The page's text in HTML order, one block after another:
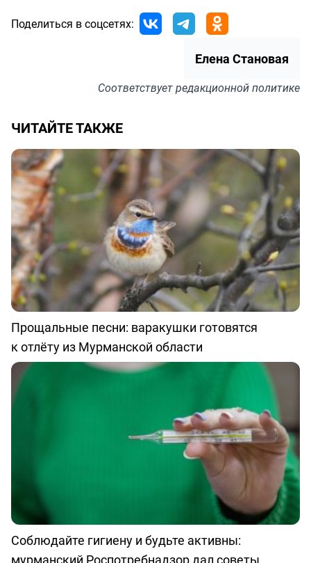
Поделиться в соцсетях:
Елена Становая
Соответствуетредакционной политике
ЧИТАЙТЕ ТАКЖЕ
Прощальные песни: варакушки готовятся
к отлёту из Мурманской области
Соблюдайте гигиену и будьте активны: